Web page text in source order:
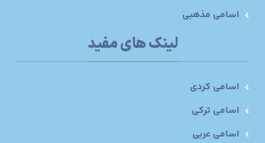
اسامی مذهبی
لینک های مفید
اسامی کردی
اسامی ترکی
اسامی عربی